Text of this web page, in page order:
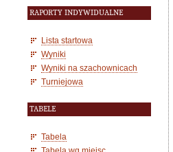
RAPORTY INDYWIDUALNE
Lista startowa
Wyniki
Wyniki na szachownicach
Turniejowa
TABELE
Tabela